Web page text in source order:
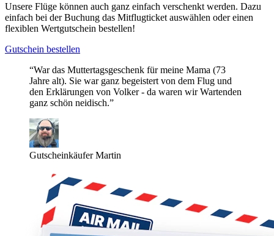
Unsere Flüge können auch ganz einfach verschenkt werden. Dazu
einfach bei der Buchung das Mitflugticket auswählen oder einen
flexiblen Wertgutschein bestellen!
Gutschein bestellen
“War das Muttertagsgeschenk für meine Mama (73
Jahre alt). Sie war ganz begeistert von dem Flug und
den Erklärungen von Volker - da waren wir Wartenden
ganz schön neidisch.”
Gutscheinkäufer Martin